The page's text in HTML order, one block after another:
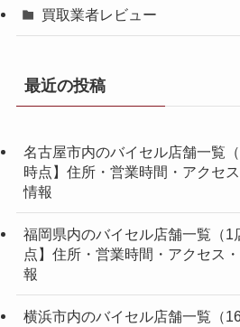
買取業者レビュー
最近の投稿
名古屋市内のバイセル店舗一覧
時点】住所・営業時間・アクセ
情報
福岡県内のバイセル店舗一覧（1
点】住所・営業時間・アクセス
報
横浜市内のバイセル店舗一覧（